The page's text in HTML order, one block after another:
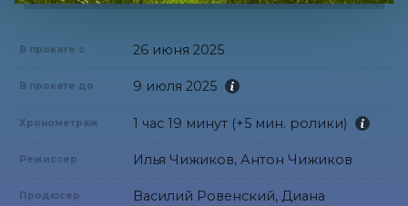
В прокате с 26 июня 2025
В прокате до 9 июля 2025
Хронометраж 1 час 19 минут (+5 мин. ролики)
Режиссер Илья Чижиков, Антон Чижиков
Продюсер
Василий Ровенский, Диана